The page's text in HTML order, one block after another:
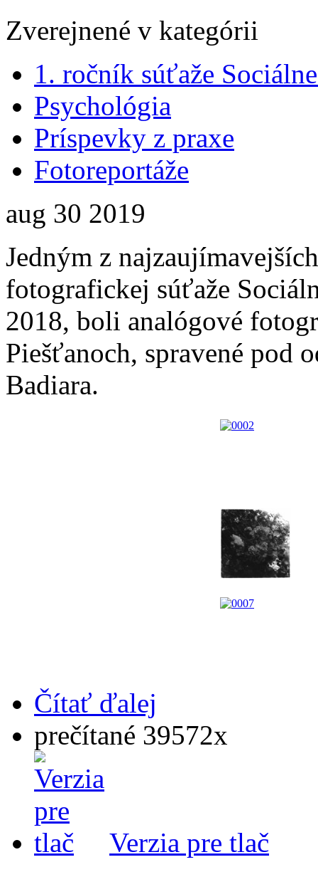
Zverejnené v kategórii
1. ročník súťaže
Psychológia
Príspevky z praxe
Fotoreportáže
aug 30 2019
Jedným z
fotografickej súťaže
2018, boli analógové
Piešťanoch, spravené pod
Badiara.
Čítať ďalej
prečítané 39572x
Verzia pre tlač